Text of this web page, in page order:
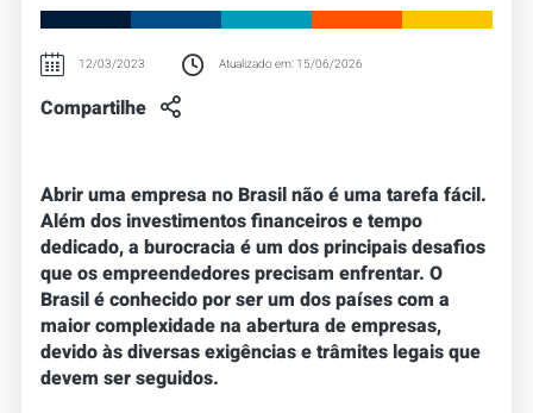
12/03/2023 Atualizado em: 15/06/2026
Compartilhe
Abrir uma empresa no Brasil não é uma tarefa fácil.
Além dos investimentos financeiros e tempo
dedicado, a burocracia é um dos principais desafios
que os empreendedores precisam enfrentar. O
Brasil é conhecido por ser um dos países com a
maior complexidade na abertura de empresas,
devido às diversas exigências e trâmites legais que
devem ser seguidos.